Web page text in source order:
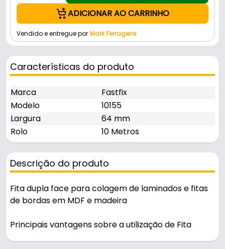
ADICIONAR AO CARRINHO
Vendido e entregue por Mark Ferragens
Características do produto
Marca
Fastfix
Modelo
10155
Largura
64 mm
Rolo
10 Metros
Descrição do produto
Fita dupla face para colagem de laminados e fitas
de bordas em MDF e madeira
Principais vantagens sobre a utilização de Fita